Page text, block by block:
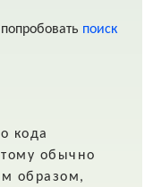
поиск
кода
обычно
образом,